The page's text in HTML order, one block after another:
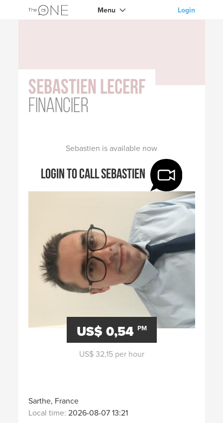
Menu Login
US$ 0,54 PM
US$ 32,15 per hour
Sebastien Lecerf
Financier
Sarthe, France
Local time: 2026-08-07 13:21
Sebastien is available now
Login to call Sebastien